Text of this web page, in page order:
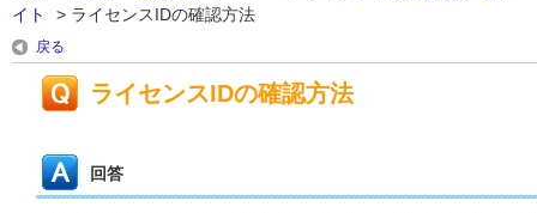
イト
> ライセンスIDの確認方法
戻る
ライセンスIDの確認方法
回答